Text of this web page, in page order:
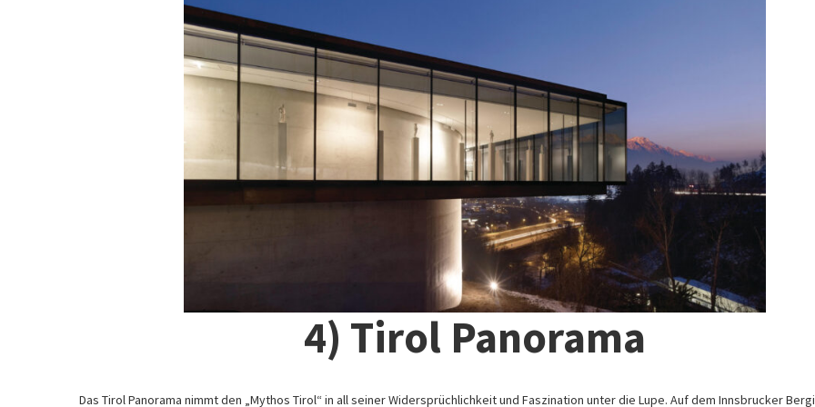
4) Tirol Panorama
Das Tirol Panorama nimmt den „Mythos Tirol“ in all seiner Widersprüchlichkeit und Faszination unter die Lupe. Auf dem Innsbrucker